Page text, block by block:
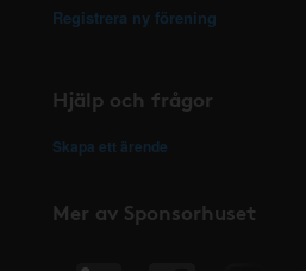
Registrera ny förening
Hjälp och frågor
Skapa ett ärende
Mer av Sponsorhuset